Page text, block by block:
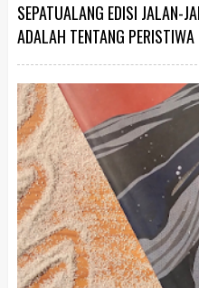
SEPATUALANG EDISI JALAN-
ADALAH TENTANG